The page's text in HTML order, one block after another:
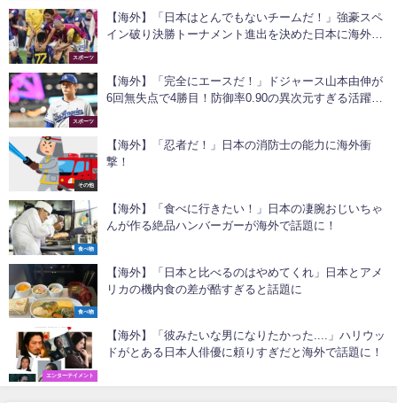
スポーツ
【海外】「日本はとんでもないチームだ！」強豪スペ
イン破り決勝トーナメント進出を決めた日本に海外仰
スポーツ
【海外】「完全にエースだ！」ドジャース山本由伸が
6回無失点で4勝目！防御率0.90の異次元すぎる活躍に
その他
【海外】「忍者だ！」日本の消防士の能力に海外衝
撃！
食べ物
【海外】「食べに行きたい！」日本の凄腕おじいちゃ
んが作る絶品ハンバーガーが海外で話題に！
食べ物
【海外】「日本と比べるのはやめてくれ」日本とアメ
リカの機内食の差が酷すぎると話題に
エンターテイメント
【海外】「彼みたいな男になりたかった....」ハリウッ
ドがとある日本人俳優に頼りすぎだと海外で話題に！